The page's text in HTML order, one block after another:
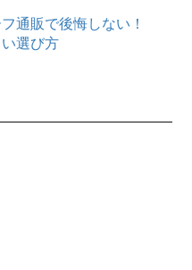
通販で後悔しない！
選び方